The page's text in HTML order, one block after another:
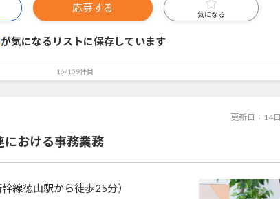
応募する
気になる
が気になるリストに保存しています
16/109件目
更新日： 14
における事務業務
線徳山駅から徒歩25分）